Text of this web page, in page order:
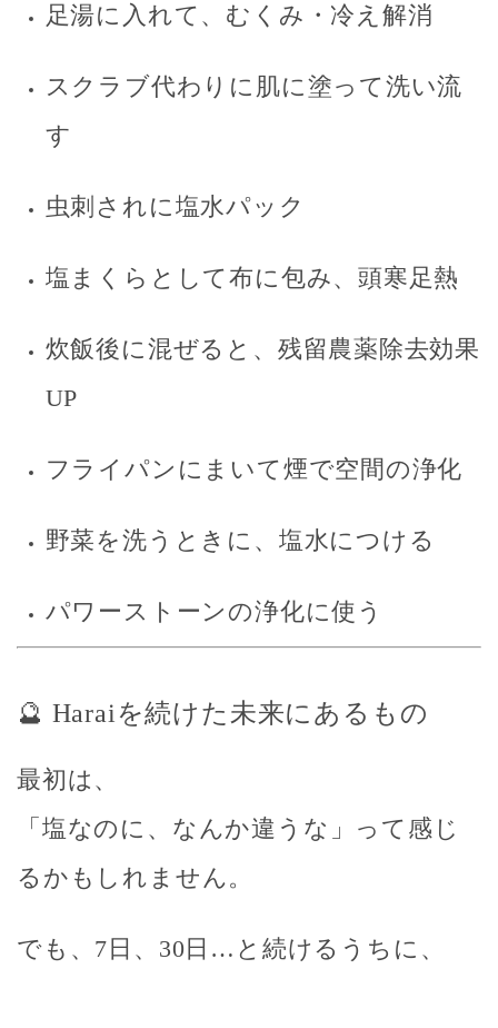
足湯に入れて、むくみ・冷え解消
スクラブ代わりに肌に塗って洗い流
す
虫刺されに塩水パック
塩まくらとして布に包み、頭寒足熱
炊飯後に混ぜると、残留農薬除去効果
UP
フライパンにまいて煙で空間の浄化
野菜を洗うときに、塩水につける
パワーストーンの浄化に使う
🔮 Haraiを続けた未来にあるもの
最初は、
「塩なのに、なんか違うな」って感じ
るかもしれません。
でも、 7日、30日…と続けるうちに、